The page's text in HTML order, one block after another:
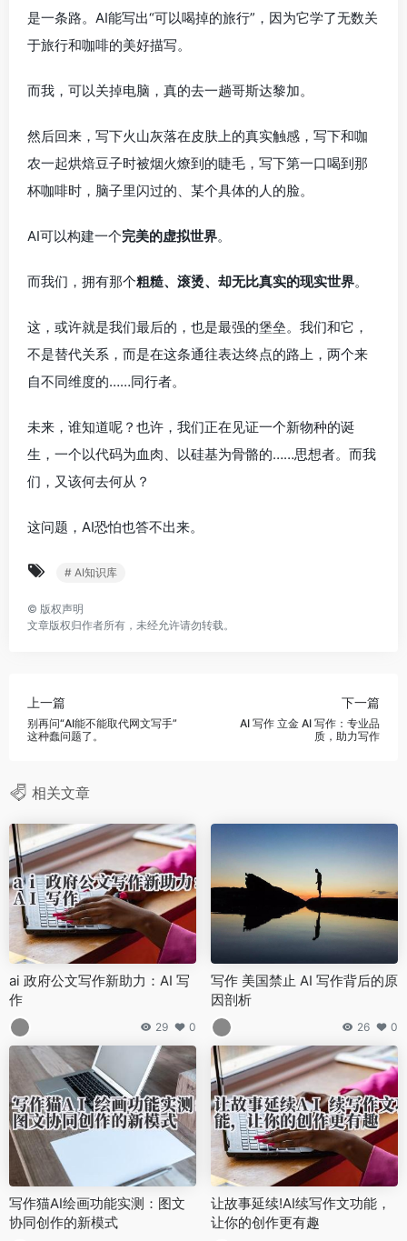
是一条路。AI能写出“可以喝掉的旅行”，因为它学了无数关
于旅行和咖啡的美好描写。
而我，可以关掉电脑，真的去一趟哥斯达黎加。
然后回来，写下火山灰落在皮肤上的真实触感，写下和咖
农一起烘焙豆子时被烟火燎到的睫毛，写下第一口喝到那
杯咖啡时，脑子里闪过的、某个具体的人的脸。
AI可以构建一个完美的虚拟世界。
而我们，拥有那个粗糙、滚烫、却无比真实的现实世界。
这，或许就是我们最后的，也是最强的堡垒。我们和它，
不是替代关系，而是在这条通往表达终点的路上，两个来
自不同维度的……同行者。
未来，谁知道呢？也许，我们正在见证一个新物种的诞
生，一个以代码为血肉、以硅基为骨骼的……思想者。而我
们，又该何去何从？
这问题，AI恐怕也答不出来。
# AI知识库
© 版权声明
文章版权归作者所有，未经允许请勿转载。
上一篇
别再问“AI能不能取代网文写手”
这种蠢问题了。
下一篇
AI 写作 立金 AI 写作：专业品
质，助力写作
相关文章
ai 政府公文写作新助力：AI 写
作
29 0
写作 美国禁止 AI 写作背后的原
因剖析
26 0
写作猫AI绘画功能实测：图文
协同创作的新模式
让故事延续!AI续写作文功能，
让你的创作更有趣